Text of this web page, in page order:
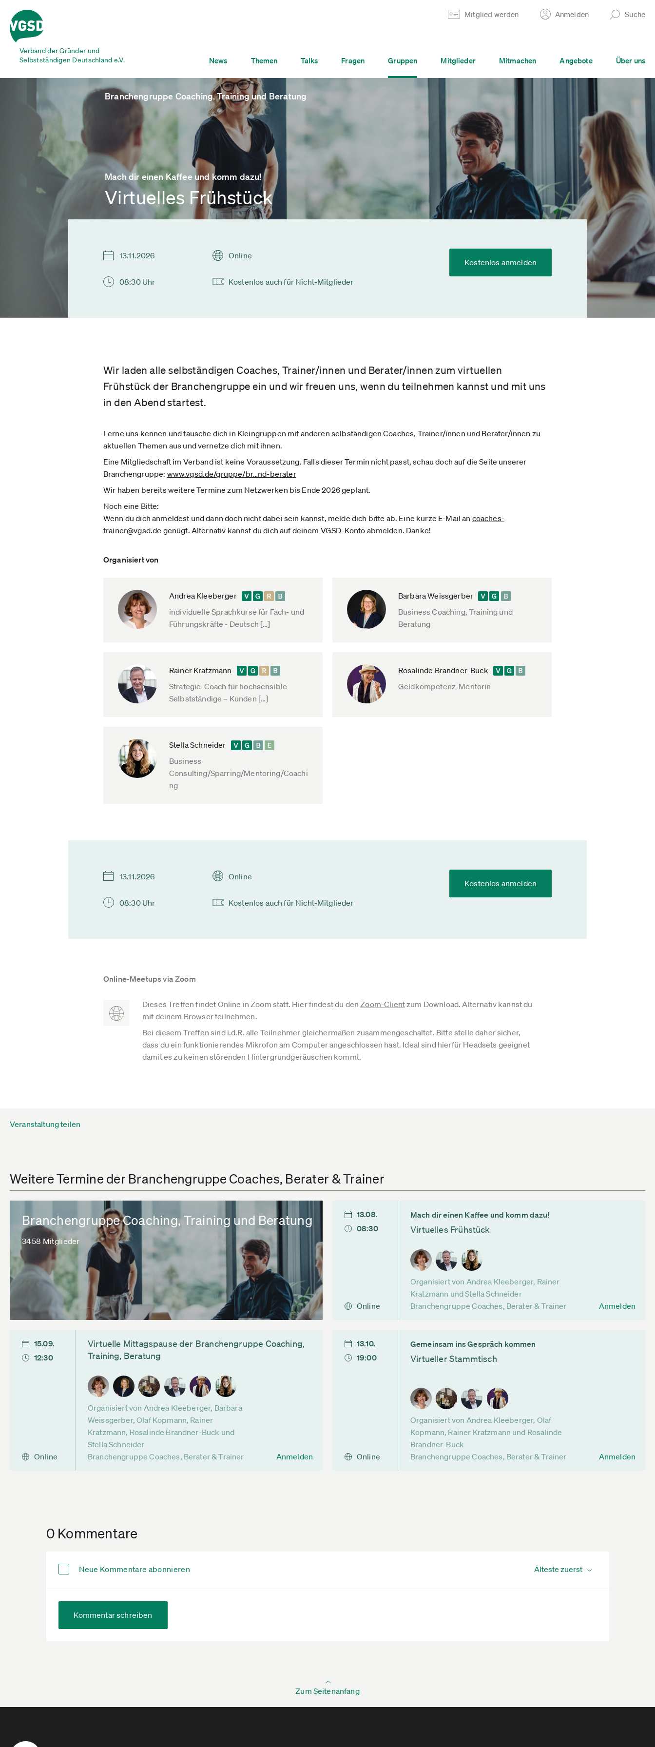
Verband der Gründer und
Selbstständigen Deutschland e.V.
Mitglied werden Anmelden Suche
News Themen Talks Fragen Gruppen Mitglieder Mitmachen Angebote Über uns
Branchengruppe Coaching, Training und Beratung
Mach dir einen Kaffee und komm dazu!
Virtuelles Frühstück
13.11.2026 Online
08:30 Uhr Kostenlos auch für Nicht-Mitglieder
Kostenlos anmelden
Wir laden alle selbständigen Coaches, Trainer/innen und Berater/innen zum virtuellen
Frühstück der Branchengruppe ein und wir freuen uns, wenn du teilnehmen kannst und mit uns
in den Abend startest.
Lerne uns kennen und tausche dich in Kleingruppen mit anderen selbständigen Coaches, Trainer/innen und Berater/innen zu
aktuellen Themen aus und vernetze dich mit ihnen.
Eine Mitgliedschaft im Verband ist keine Voraussetzung. Falls dieser Termin nicht passt, schau doch auf die Seite unserer
Branchengruppe: www.vgsd.de­/gruppe/br­…nd-berater
Wir haben bereits weitere Termine zum Netzwerken bis Ende 2026 geplant.
Noch eine Bitte:
Wenn du dich anmeldest und dann doch nicht dabei sein kannst, melde dich bitte ab. Eine kurze E-Mail an coaches-
trainer@vgsd.de genügt. Alternativ kannst du dich auf deinem VGSD-Konto abmelden. Danke!
Organisiert von
Andrea Kleeberger
individuelle Sprachkurse für Fach- und
Führungskräfte - Deutsch […]
Barbara Weissgerber
Business Coaching, Training und
Beratung
Rainer Kratzmann
Strategie-Coach für hochsensible
Selbstständige – Kunden […]
Rosalinde Brandner-Buck
Geldkompetenz-Mentorin
Stella Schneider
Business
Consulting/Sparring/Mentoring/Coachi
ng
13.11.2026 Online
08:30 Uhr Kostenlos auch für Nicht-Mitglieder
Kostenlos anmelden
Online-Meetups via Zoom
Dieses Treffen findet Online in Zoom statt. Hier findest du denZoom-Clientzum Download. Alternativ kannst du
mit deinem Browser teilnehmen.
Bei diesem Treffen sind i.d.R. alle Teilnehmer gleichermaßen zusammengeschaltet. Bitte stelle daher sicher,
dass du ein funktionierendes Mikrofon am Computer angeschlossen hast. Ideal sind hierfür Headsets geeignet
damit es zu keinen störenden Hintergrundgeräuschen kommt.
Veranstaltung teilen
Weitere Termine der Branchengruppe Coaches, Berater & Trainer
Branchengruppe Coaching, Training und Beratung
3458 Mitglieder
13.08.
08:30
Online
Mach dir einen Kaffee und komm dazu!
Virtuelles Frühstück
Organisiert von Andrea Kleeberger, Rainer
Kratzmann und Stella Schneider
Branchengruppe Coaches, Berater & Trainer
Anmelden
15.09.
12:30
Online
Virtuelle Mittagspause der Branchengruppe Coaching,
Training, Beratung
Organisiert von Andrea Kleeberger, Barbara
Weissgerber, Olaf Kopmann, Rainer
Kratzmann, Rosalinde Brandner-Buck und
Stella Schneider
Branchengruppe Coaches, Berater & Trainer
Anmelden
13.10.
19:00
Online
Gemeinsam ins Gespräch kommen
Virtueller Stammtisch
Organisiert von Andrea Kleeberger, Olaf
Kopmann, Rainer Kratzmann und Rosalinde
Brandner-Buck
Branchengruppe Coaches, Berater & Trainer
Anmelden
0 Kommentare
Neue Kommentare abonnieren
Kommentar schreiben
Zum Seitenanfang